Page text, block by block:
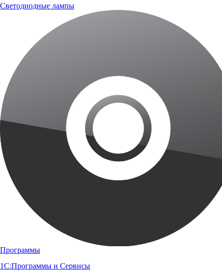
Светодиодные лампы
Программы
1С:Программы и Сервисы